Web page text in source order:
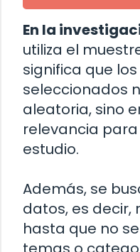
En la
utiliza el
significa que
seleccionados
aleatoria, sino
relevancia
estudio.
Además, se
datos, es decir,
hasta que no